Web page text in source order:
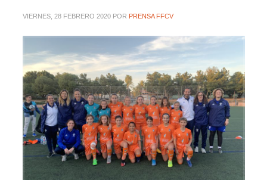
VIERNES, 28 FEBRERO 2020 POR PRENSA FFCV